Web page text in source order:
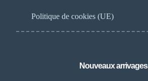
Politique de cookies (UE)
Nouveaux arrivages